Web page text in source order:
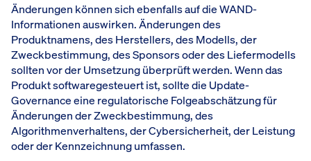
Änderungen können sich ebenfalls auf die WAND-
Informationen auswirken. Änderungen des
Produktnamens, des Herstellers, des Modells, der
Zweckbestimmung, des Sponsors oder des Liefermodells
sollten vor der Umsetzung überprüft werden. Wenn das
Produkt softwaregesteuert ist, sollte die Update-
Governance eine regulatorische Folgeabschätzung für
Änderungen der Zweckbestimmung, des
Algorithmenverhaltens, der Cybersicherheit, der Leistung
oder der Kennzeichnung umfassen.